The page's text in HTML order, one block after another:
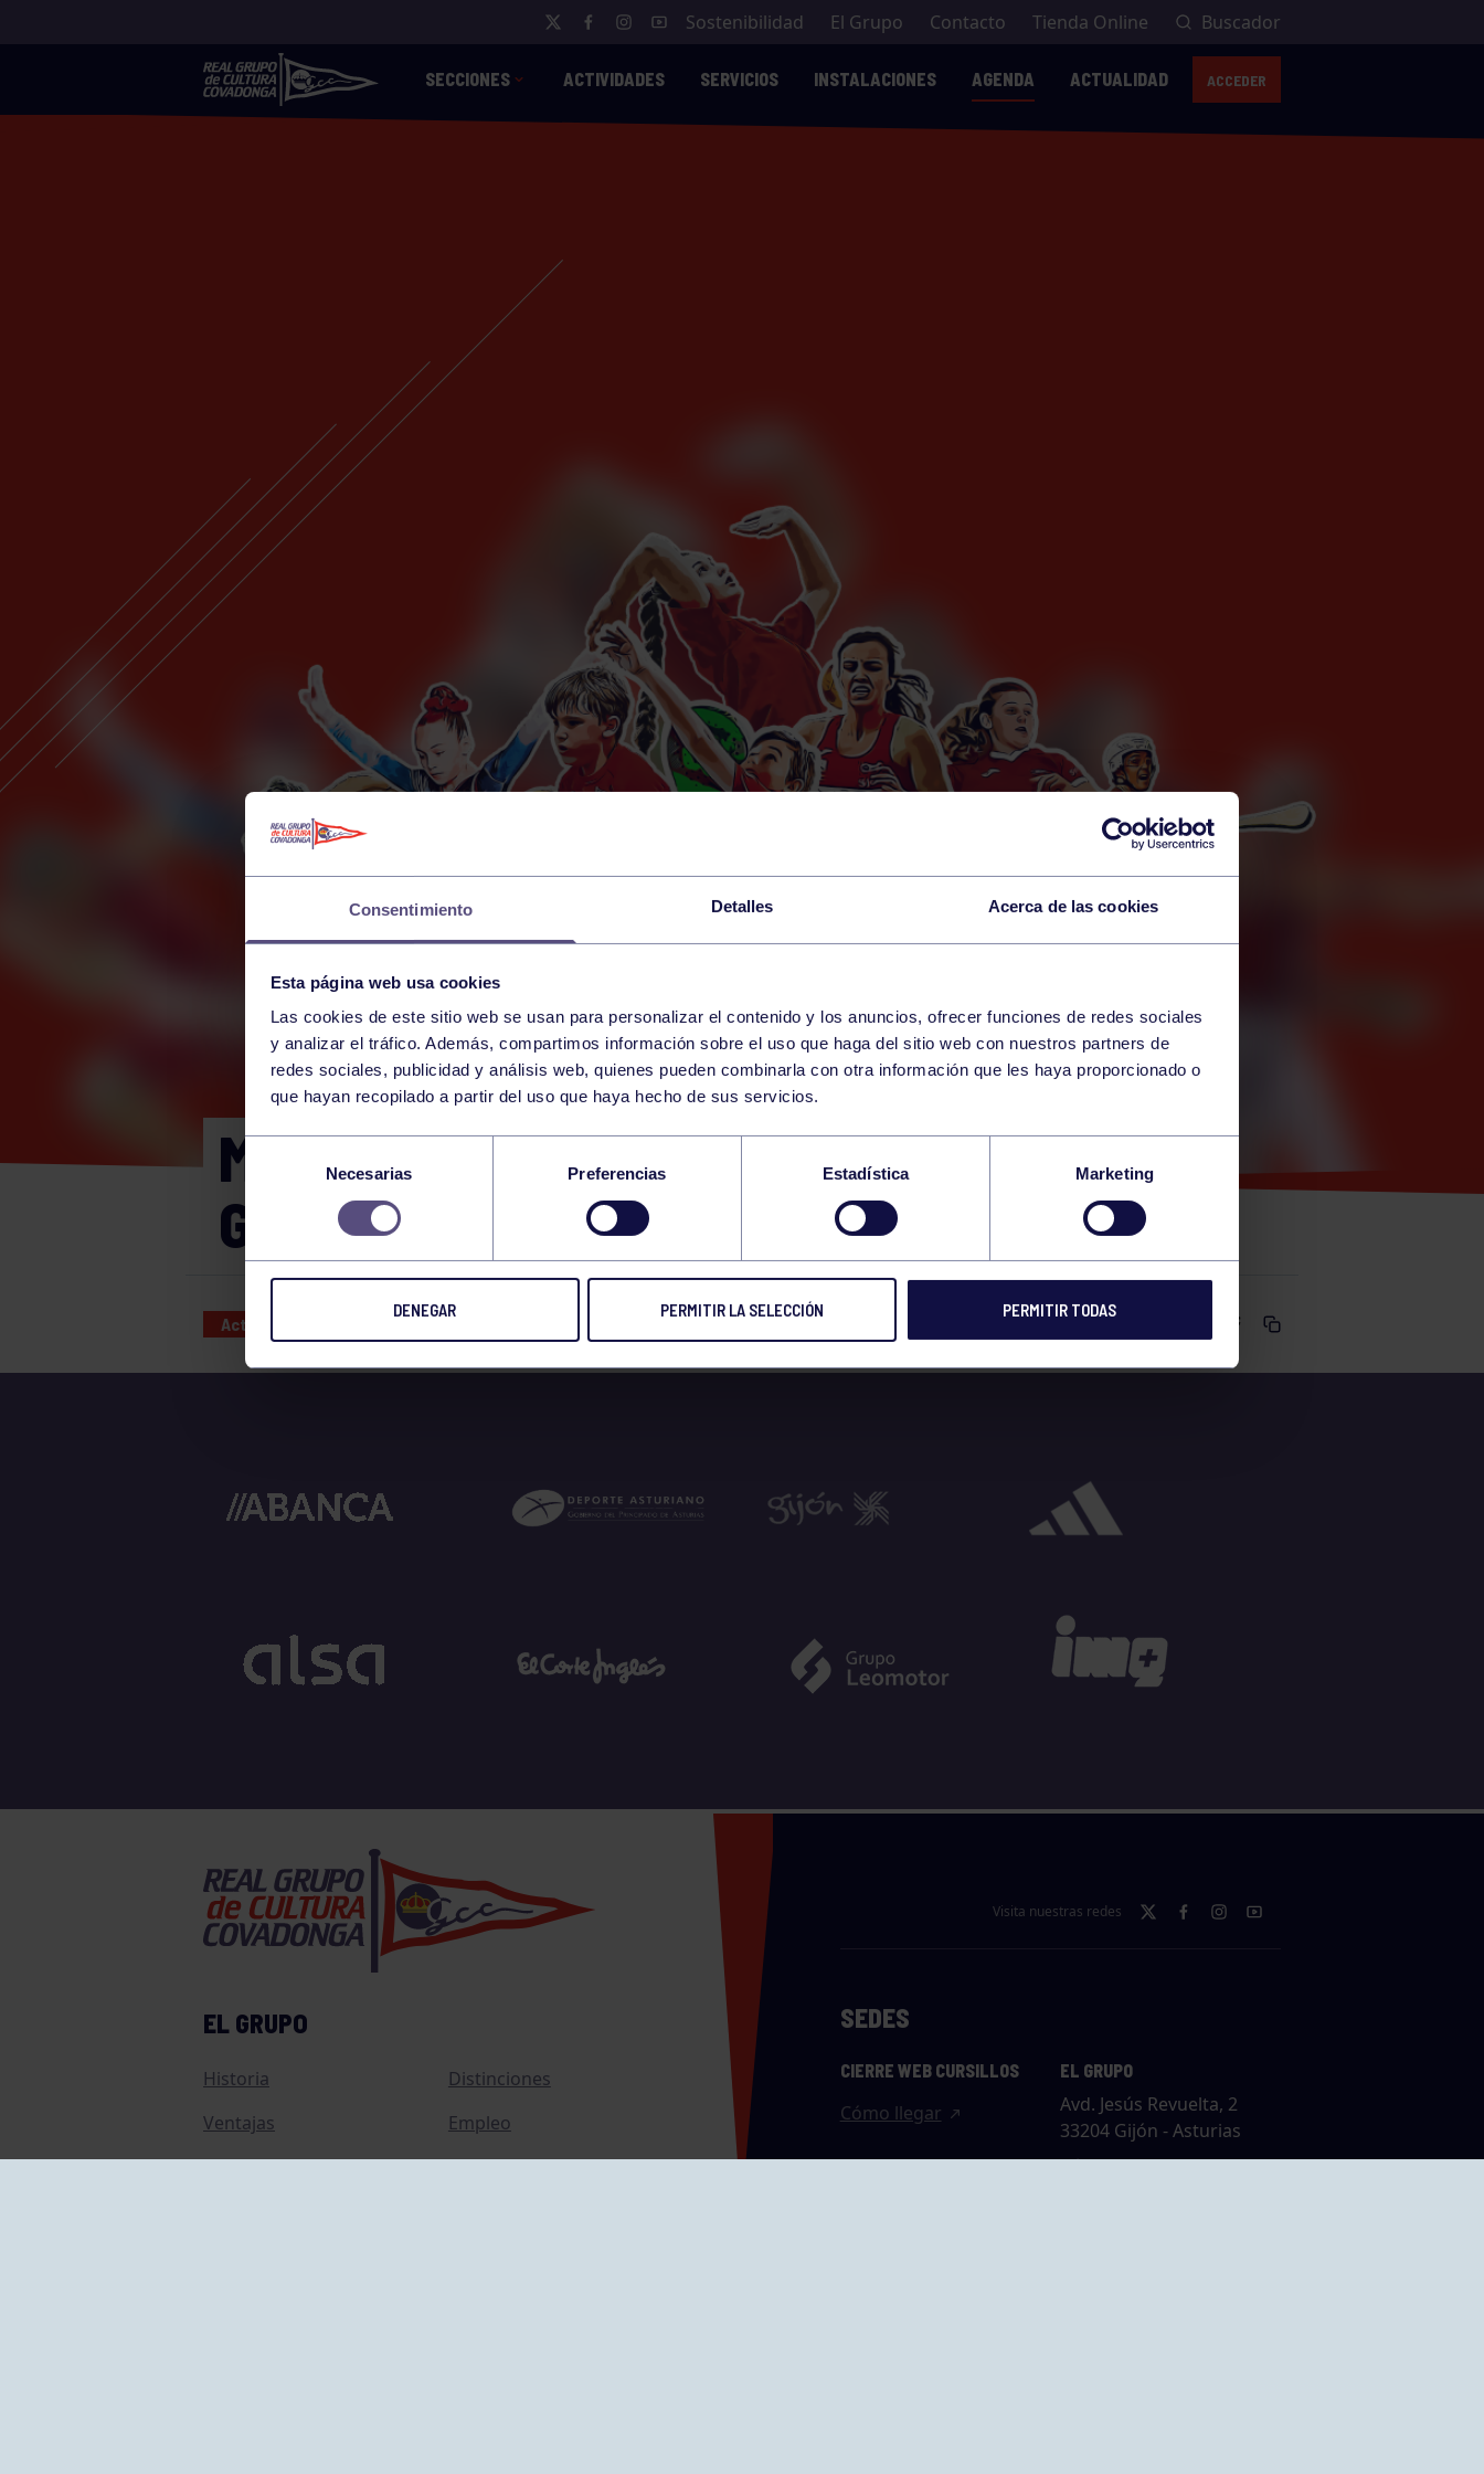
Consentimiento Detalles Acerca de las cookies
Esta página web usa cookies
Las cookies de este sitio web se usan para personalizar el contenido y los anuncios, ofrecer funciones de redes sociales
y analizar el tráfico. Además, compartimos información sobre el uso que haga del sitio web con nuestros partners de
redes sociales, publicidad y análisis web, quienes pueden combinarla con otra información que les haya proporcionado o
que hayan recopilado a partir del uso que haya hecho de sus servicios.
consentimiento
Necesarias Preferencias Estadística Marketing
DENEGAR PERMITIR LA SELECCIÓN PERMITIR TODAS
Sostenibilidad El Grupo Contacto Tienda Online Buscador
SECCIONES ACTIVIDADES SERVICIOS INSTALACIONES AGENDA ACTUALIDAD ACCEDER
4 TUESDAY
OCTOBER
MARTES 04/10/2022 CORE 17:00-17:30
GIMNASIO
Actividades deportivas 04 OCT 2022
EL GRUPO
Historia
Distinciones
Ventajas
Empleo
Junta directiva
Publicaciones
Visita nuestras redes
SEDES
CIERRE WEB CURSILLOS
Cómo llegar
EL GRUPO
Avd. Jesús Revuelta, 2
33204 Gijón - Asturias
Cómo llegar